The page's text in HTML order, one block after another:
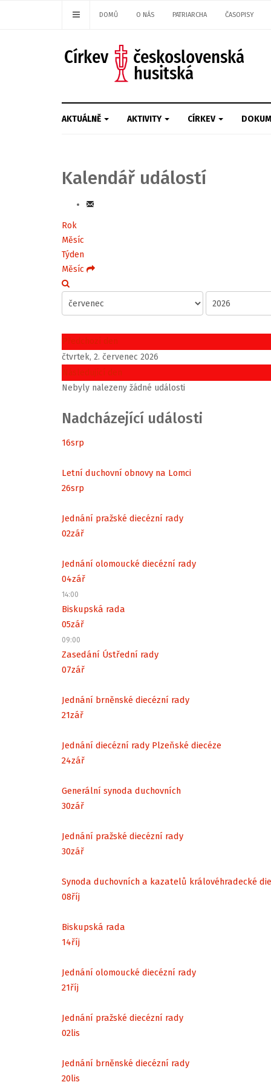
DOMŮ O NÁS PATRIARCHA ČASOPISY
AKTUÁLNĚ AKTIVITY CÍRKEV
Kalendář událostí
Rok
Měsíc
Týden
Měsíc
Předchozí den
čtvrtek, 2. červenec 2026
Následující den
Nebyly nalezeny žádné události
Nadcházející události
16srp
Letní duchovní obnovy na Lomci
26srp
Jednání pražské diecézní rady
02zář
Jednání olomoucké diecézní rady
04zář
14:00
Biskupská rada
05zář
09:00
Zasedání Ústřední rady
07zář
Jednání brněnské diecézní rady
21zář
Jednání diecézní rady Plzeňské diecéze
24zář
Generální synoda duchovních
30zář
Jednání pražské diecézní rady
30zář
Synoda duchovních a kazatelů královéhradecké
08říj
Biskupská rada
14říj
Jednání olomoucké diecézní rady
21říj
Jednání pražské diecézní rady
02lis
Jednání brněnské diecézní rady
20lis